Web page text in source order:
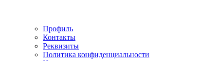
Профиль
Контакты
Реквизиты
Политика конфиденциальности